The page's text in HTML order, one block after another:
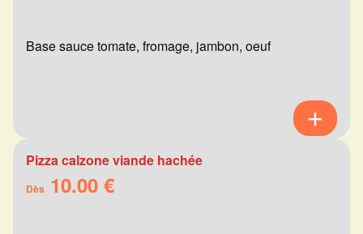
Base sauce tomate, fromage, jambon, oeuf
Pizza calzone viande hachée
Dès 10.00 €